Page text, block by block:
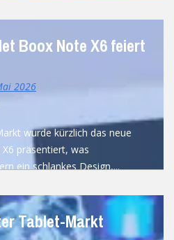
Boox Note X6 feiert
2026
wurde kürzlich das neue
präsentiert, was
ein schlankes Design,...
Tablet-Markt